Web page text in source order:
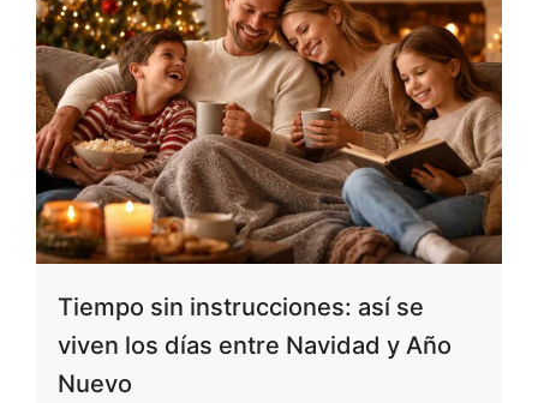
Tiempo sin instrucciones: así se
viven los días entre Navidad y Año
Nuevo